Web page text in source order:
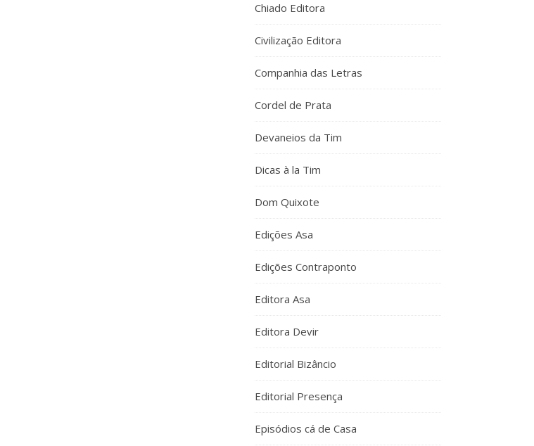
Chiado Editora
Civilização Editora
Companhia das Letras
Cordel de Prata
Devaneios da Tim
Dicas à la Tim
Dom Quixote
Edições Asa
Edições Contraponto
Editora Asa
Editora Devir
Editorial Bizâncio
Editorial Presença
Episódios cá de Casa